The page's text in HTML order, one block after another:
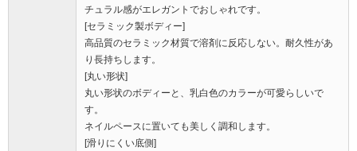
チュラル感がエレガントでおしゃれです。
[セラミック製ボディー]
高品質のセラミック材質で溶剤に反応しない。耐久性があ
り長持ちします。
[丸い形状]
丸い形状のボディーと、乳白色のカラーが可愛らしいで
す。
ネイルペースに置いても美しく調和します。
[滑りにくい底側]